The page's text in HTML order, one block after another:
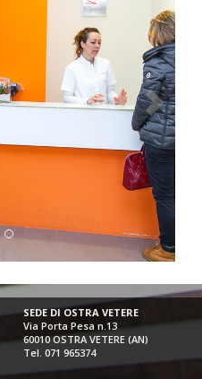
SEDE DI OSTRA VETERE
Via Porta Pesa n.13
60010 OSTRA VETERE (AN)
Tel. 071 965374